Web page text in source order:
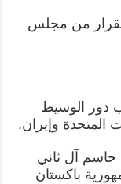
بقرار من مجلس
دور الوسيط
المتحدة وإيران.
آل ثاني
باكستان